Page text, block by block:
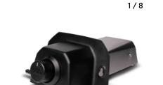
1 /8